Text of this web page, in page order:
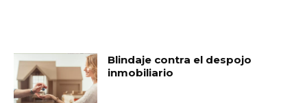
Blindaje contra el despojo
inmobiliario